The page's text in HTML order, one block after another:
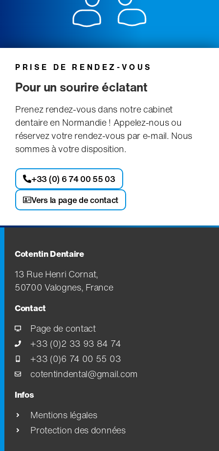
PRISE DE RENDEZ-VOUS
Pour un sourire éclatant
Prenez rendez-vous dans notre cabinet
dentaire en Normandie ! Appelez-nous ou
réservez votre rendez-vous par e-mail. Nous
sommes à votre disposition.
+33 (0) 6 74 00 55 03
Vers la page de contact
Cotentin Dentaire
13 Rue Henri Cornat,
50700 Valognes, France
Contact
Page de contact
+33 (0)2 33 93 84 74
+33 (0)6 74 00 55 03
cotentindental@gmail.com
Infos
Mentions légales
Protection des données